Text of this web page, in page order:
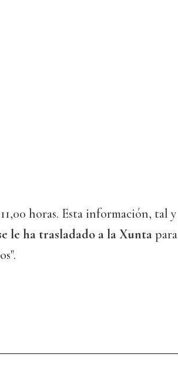
horas. Esta información, tal y
le ha trasladado a la Xuntapara